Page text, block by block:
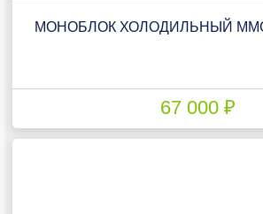
МОНОБЛОК ХОЛОДИЛЬНЫЙ
67 000 ₽